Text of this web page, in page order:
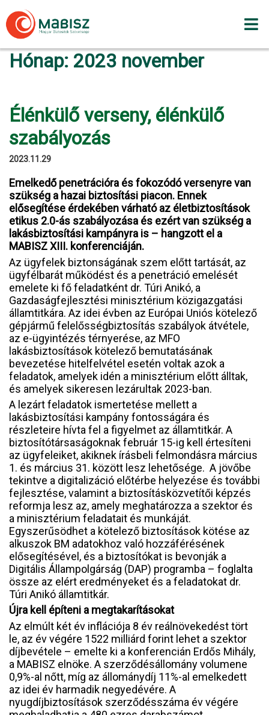
to
content
Hónap: 2023 november
Élénkülő verseny, élénkülő
szabályozás
2023.11.29
Emelkedő penetrációra és fokozódó versenyre van
szükség a hazai biztosítási piacon. Ennek
elősegítése érdekében várható az életbiztosítások
etikus 2.0-ás szabályozása és ezért van szükség a
lakásbiztosítási kampányra is – hangzott el a
MABISZ XIII. konferenciáján.
Az ügyfelek biztonságának szem előtt tartását, az
ügyfélbarát működést és a penetráció emelését
emelete ki fő feladatként dr. Túri Anikó, a
Gazdaságfejlesztési minisztérium közigazgatási
államtitkára. Az idei évben az Európai Uniós kötelező
gépjármű felelősségbiztosítás szabályok átvétele,
az e-ügyintézés térnyerése, az MFO
lakásbiztosítások kötelező bemutatásának
bevezetése hitelfelvétel esetén voltak azok a
feladatok, amelyek idén a minisztérium előtt álltak,
és amelyek sikeresen lezárultak 2023-ban.
A lezárt feladatok ismertetése mellett a
lakásbiztosítási kampány fontosságára és
részleteire hívta fel a figyelmet az államtitkár. A
biztosítótársaságoknak február 15-ig kell értesíteni
az ügyfeleiket, akiknek írásbeli felmondásra március
1. és március 31. között lesz lehetősége. A jövőbe
tekintve a digitalizáció előtérbe helyezése és további
fejlesztése, valamint a biztosításközvetítői képzés
reformja lesz az, amely meghatározza a szektor és
a minisztérium feladatait és munkáját.
Egyszerűsödhet a kötelező biztosítások kötése az
alkuszok BM adatokhoz való hozzáférésének
elősegítésével, és a biztosítókat is bevonják a
Digitális Állampolgárság (DAP) programba – foglalta
össze az elért eredményeket és a feladatokat dr.
Túri Anikó államtitkár.
Újra kell építeni a megtakarításokat
Az elmúlt két év inflációja 8 év reálnövekedést tört
le, az év végére 1522 milliárd forint lehet a szektor
díjbevétele – emelte ki a konferencián Erdős Mihály,
a MABISZ elnöke. A szerződésállomány volumene
0,9%-al nőtt, míg az állománydíj 11%-al emelkedett
az idei év harmadik negyedévére. A
nyugdíjbiztosítások szerződésszáma év végére